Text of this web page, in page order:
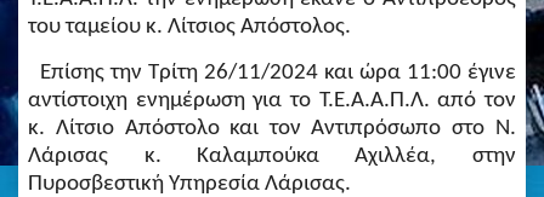
του ταμείου κ. Λίτσιος Απόστολος.
Επίσης την Τρίτη 26/11/2024 και ώρα 11:00 έγινε
αντίστοιχη ενημέρωση για το Τ.Ε.Α.Α.Π.Λ. από τον
κ. Λίτσιο Απόστολο και τον Αντιπρόσωπο στο Ν.
Λάρισας κ. Καλαμπούκα Αχιλλέα, στην
Πυροσβεστική Υπηρεσία Λάρισας.